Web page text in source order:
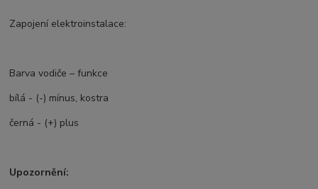
Zapojení elektroinstalace:
Barva vodiče – funkce
bílá - (-) mínus, kostra
černá - (+) plus
Upozornění: